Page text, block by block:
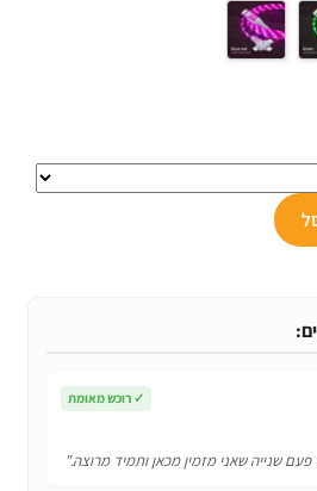
₪149.
✓ רוכש מאומת
פעם שנייה שאני מזמין מכאן ותמיד מרוצה."